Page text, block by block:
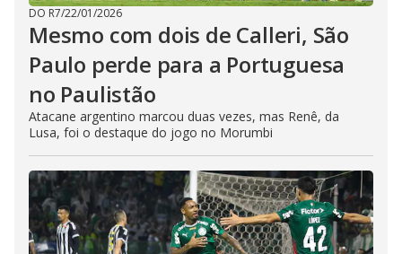
DO R7/22/01/2026
Mesmo com dois de Calleri, São
Paulo perde para a Portuguesa
no Paulistão
Atacane argentino marcou duas vezes, mas Renê, da
Lusa, foi o destaque do jogo no Morumbi